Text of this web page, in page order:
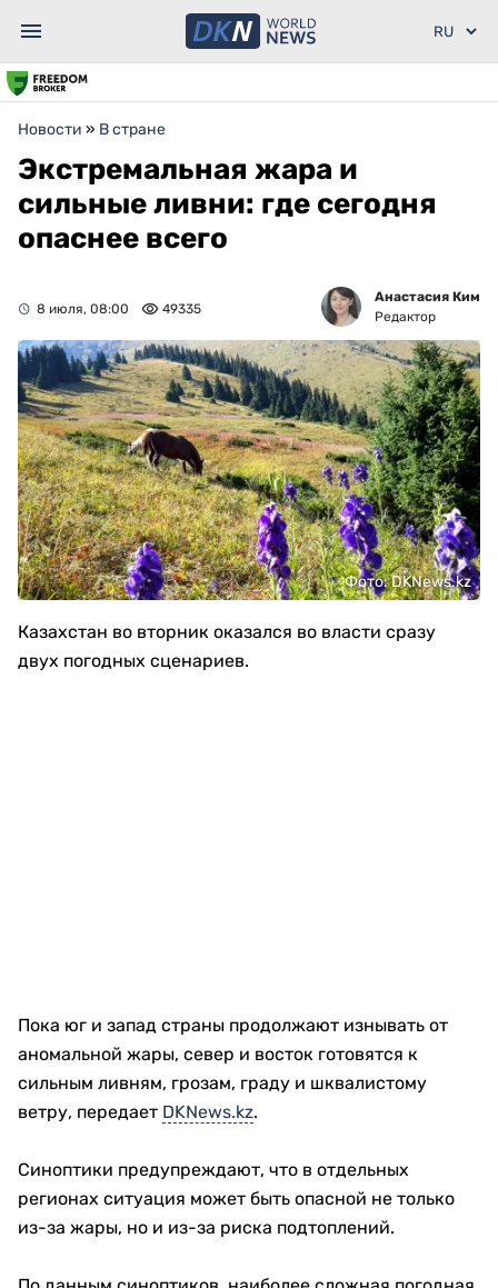
Новости » В стране
Экстремальная жара и
сильные ливни: где сегодня
опаснее всего
8 июля, 08:00 49335
Анастасия Ким
Редактор
Фото: DKNews.kz
Казахстан во вторник оказался во власти сразу
двух погодных сценариев.
Пока юг и запад страны продолжают изнывать от
аномальной жары, север и восток готовятся к
сильным ливням, грозам, граду и шквалистому
ветру, передает DKNews.kz.
Синоптики предупреждают, что в отдельных
регионах ситуация может быть опасной не только
из-за жары, но и из-за риска подтоплений.